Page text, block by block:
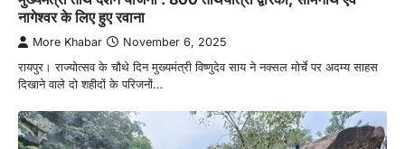
नागेश्वर के लिए हुए रवाना
More Khabar November 6, 2025
रायपुर। राज्योत्सव के चौथे दिन मुख्यमंत्री विष्णुदेव साय ने नक्सल मोर्चे पर अदम्य साहस
दिखाने वाले दो शहीदों के परिजनों…